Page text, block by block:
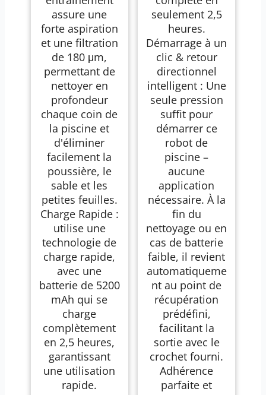
assure une
forte aspiration
et une filtration
de 180 μm,
permettant de
nettoyer en
profondeur
chaque coin de
la piscine et
d'éliminer
facilement la
poussière, le
sable et les
petites feuilles.
Charge Rapide :
utilise une
technologie de
charge rapide,
avec une
batterie de 5200
mAh qui se
charge
complètement
en 2,5 heures,
garantissant
une utilisation
rapide.
seulement 2,5
heures.
Démarrage à un
clic & retour
directionnel
intelligent : Une
seule pression
suffit pour
démarrer ce
robot de
piscine –
aucune
application
nécessaire. À la
fin du
nettoyage ou en
cas de batterie
faible, il revient
automatiqueme
nt au point de
récupération
prédéfini,
facilitant la
sortie avec le
crochet fourni.
Adhérence
parfaite et